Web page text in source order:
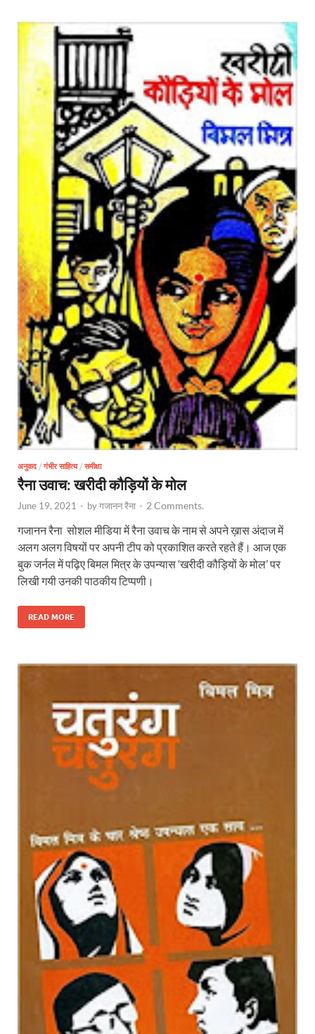
अनुवाद / गंभीर साहित्य/ समीक्षा
रैना उवाच: खरीदी कौड़ियों के मोल
June 19, 2021 - byगजानन रैना - 2 Comments.
गजानन रैना सोशल मीडिया में रैना उवाच के नाम से अपने ख़ास अंदाज में
अलग अलग विषयों पर अपनी टीप को प्रकाशित करते रहते हैं। आज एक
बुक जर्नल में पढ़िए बिमल मित्र के उपन्यास ‘खरीदी कौड़ियों के मोल’ पर
लिखी गयी उनकी पाठकीय टिप्पणी।
READ MORE